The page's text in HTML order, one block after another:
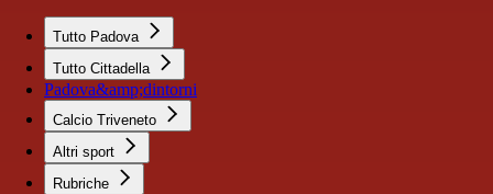
Tutto Padova
Tutto Cittadella
Padova&amp;dintorni
Calcio Triveneto
Altri sport
Rubriche